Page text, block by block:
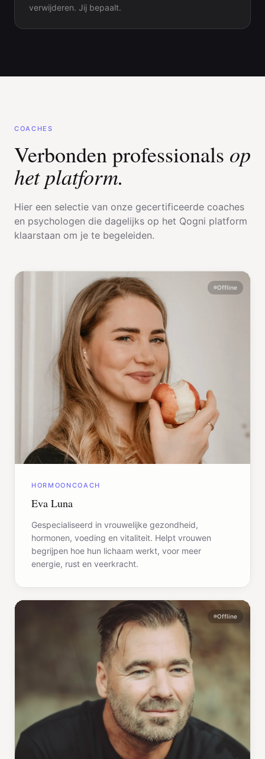
verwijderen. Jij bepaalt.
COACHES
Verbonden professionals op
het platform.
Hier een selectie van onze gecertificeerde coaches
en psychologen die dagelijks op het Qogni platform
klaarstaan om je te begeleiden.
Offline
HORMOONCOACH
Eva Luna
Gespecialiseerd in vrouwelijke gezondheid,
hormonen, voeding en vitaliteit. Helpt vrouwen
begrijpen hoe hun lichaam werkt, voor meer
energie, rust en veerkracht.
Offline